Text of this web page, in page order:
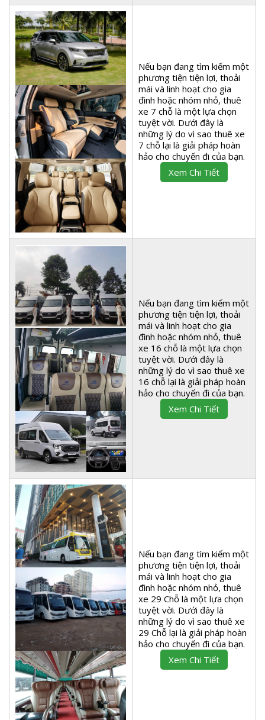
Nếu bạn đang tìm kiếm một
phương tiện tiện lợi, thoải
mái và linh hoạt cho gia
đình hoặc nhóm nhỏ, thuê
xe 7 chỗ là một lựa chọn
tuyệt vời. Dưới đây là
những lý do vì sao thuê xe
7 chỗ lại là giải pháp hoàn
hảo cho chuyến đi của bạn.
Xem Chi Tiết
Nếu bạn đang tìm kiếm một
phương tiện tiện lợi, thoải
mái và linh hoạt cho gia
đình hoặc nhóm nhỏ, thuê
xe 16 chỗ là một lựa chọn
tuyệt vời. Dưới đây là
những lý do vì sao thuê xe
16 chỗ lại là giải pháp hoàn
hảo cho chuyến đi của bạn.
Xem Chi Tiết
Nếu bạn đang tìm kiếm một
phương tiện tiện lợi, thoải
mái và linh hoạt cho gia
đình hoặc nhóm nhỏ, thuê
xe 29 Chỗ là một lựa chọn
tuyệt vời. Dưới đây là
những lý do vì sao thuê xe
29 Chỗ lại là giải pháp hoàn
hảo cho chuyến đi của bạn.
Xem Chi Tiết